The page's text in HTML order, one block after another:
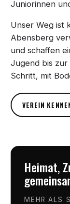
Juniorinnen
Unser Weg ist
Abensberg
und schaffen
Jugend bis
Schritt, mit
VEREIN
Heimat,
MEHR ALS